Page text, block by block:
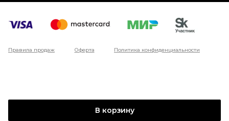
В корзину
Правила продаж Оферта Политика конфиденциальности